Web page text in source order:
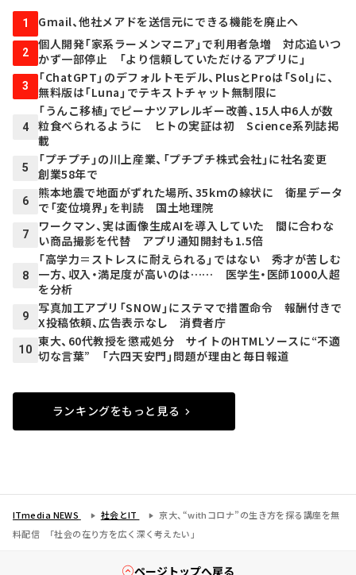
1 Gmail、他社メアドを送信元にできる機能を廃止へ
2
個人開発「家系ラーメンマニア」で利用者急増 対応追いつ
かず一部停止 「より信頼していただけるアプリに」
3
「ChatGPT」のデフォルトモデル、PlusとProは「Sol」に、
無料版は「Luna」でテキストチャット無制限に
4
「うんこ移植」でピーナツアレルギー改善、15人中6人が数
粒食べられるように ヒトの実証は初 Science系列誌掲
載
5
「プチプチ」の川上産業、「プチプチ株式会社」に社名変更
創業58年で
6
熊本地震で地面がずれた場所、35kmの線状に 衛星データ
で「変位境界」を判読 国土地理院
7
ワークマン、実は画像生成AIを導入していた 間に合わな
い商品撮影を代替 アプリ通知開封も1.5倍
8
「高学力＝ストレスに耐えられる」ではない 秀才が苦しむ
一方、収入・満足度が高いのは…… 医学生・医師1000人超
を分析
9
写真加工アプリ「SNOW」にステマで措置命令 報酬付きで
X投稿依頼、広告表示なし 消費者庁
10
東大、60代教授を懲戒処分 サイトのHTMLソースに“不適
切な言葉” 「六四天安門」問題が理由と毎日報道
ランキングをもっと見る
ITmedia NEWS 社会とIT
京大、“withコロナ”の生き方を探る講座を無
料配信 「社会の在り方を広く深く考えたい」
ページトップへ戻る